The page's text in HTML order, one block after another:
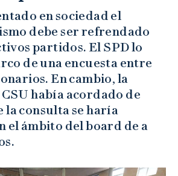
en sociedad el
debe ser refrendado
partidos. El SPD lo
de una encuesta entre
En cambio, la
había acordado de
la consulta se haría
el ámbito del board de a